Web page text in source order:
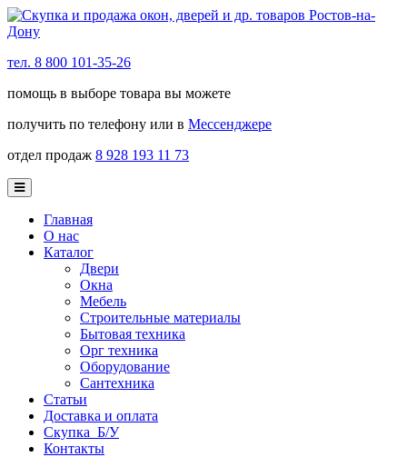
тел. 8 800 101-35-26
помощь в выборе товара вы можете
получить по телефону или в Мессенджере
отдел продаж 8 928 193 11 73
Главная
О нас
Каталог
Двери
Окна
Мебель
Строительные материалы
Бытовая техника
Орг техника
Оборудование
Сантехника
Статьи
Доставка и оплата
Скупка Б/У
Контакты